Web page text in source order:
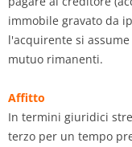
immobile gravato da
l'acquirente si
mutuo rimanenti.
Affitto
In termini giuridici
terzo per un tempo